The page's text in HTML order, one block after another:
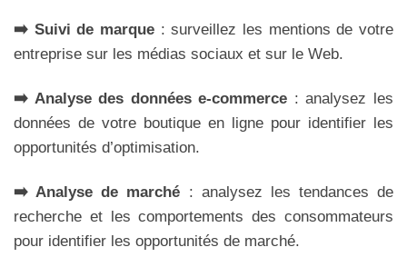
➡️ Suivi de marque : surveillez les mentions de votre
entreprise sur les médias sociaux et sur le Web.
➡️ Analyse des données e-commerce : analysez les
données de votre boutique en ligne pour identifier les
opportunités d’optimisation.
➡️ Analyse de marché : analysez les tendances de
recherche et les comportements des consommateurs
pour identifier les opportunités de marché.